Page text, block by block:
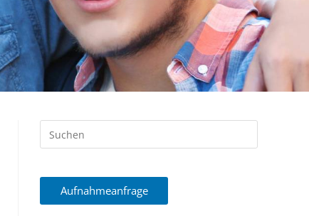
Aufnahmeanfrage